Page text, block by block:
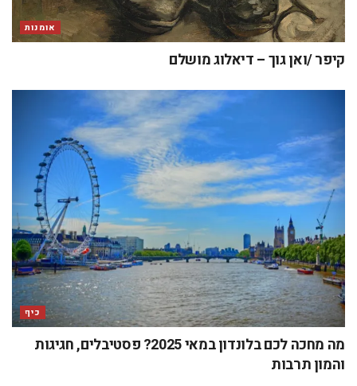
אומנות
קיפר /ואן גוך – דיאלוג מושלם
כיף
מה מחכה לכם בלונדון במאי 2025? פסטיבלים, חגיגות
והמון תרבות